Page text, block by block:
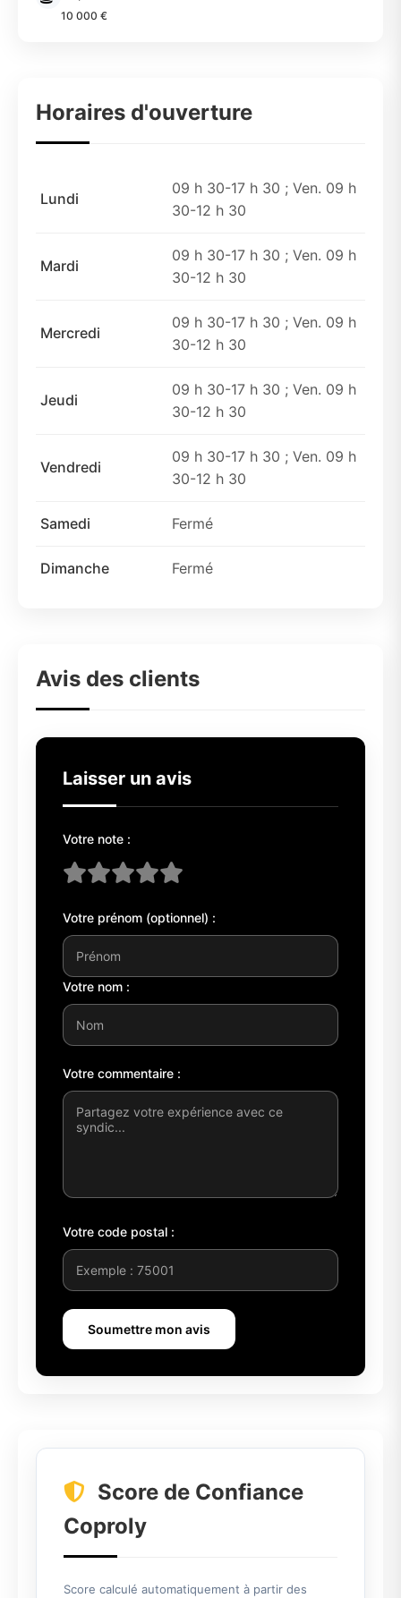
10 000 €
Horaires d'ouverture
Lundi
09 h 30-17 h 30 ; Ven. 09 h
30-12 h 30
Mardi
09 h 30-17 h 30 ; Ven. 09 h
30-12 h 30
Mercredi
09 h 30-17 h 30 ; Ven. 09 h
30-12 h 30
Jeudi
09 h 30-17 h 30 ; Ven. 09 h
30-12 h 30
Vendredi
09 h 30-17 h 30 ; Ven. 09 h
30-12 h 30
Samedi Fermé
Dimanche Fermé
Avis des clients
Laisser un avis
Votre note :
Votre prénom (optionnel) :
Votre nom :
Votre commentaire :
Votre code postal :
Soumettre mon avis
Score de Confiance
Coproly
Score calculé automatiquement à partir des